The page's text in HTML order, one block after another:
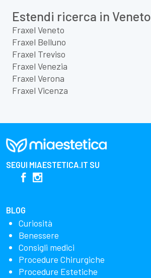
Estendi ricerca in Veneto
Fraxel Veneto
Fraxel Belluno
Fraxel Treviso
Fraxel Venezia
Fraxel Verona
Fraxel Vicenza
SEGUI MIAESTETICA.IT SU
BLOG
Curiosità
Benessere
Consigli medici
Procedure Chirurgiche
Procedure Estetiche